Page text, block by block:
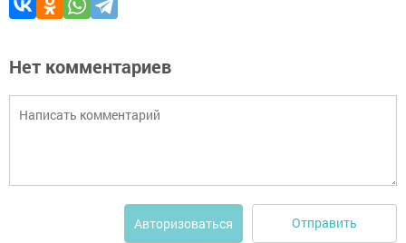
Нет комментариев
Авторизоваться Отправить